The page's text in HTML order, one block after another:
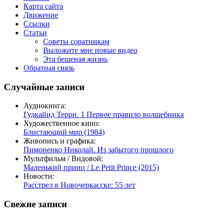
Карта сайта
Движение
Ссылки
Статьи
Советы соратникам
Выложите мне новые видео
Эта бешеная жизнь
Обратная связь
Случайные записи
Аудиокнига:
Гудкайнд Терри. 1 Первое правило волшебника
Художественное кино:
Блистающий мир (1984)
Живопись и графика:
Пимоненко Николай. Из забытого прошлого
Мультфильм / Видовой:
Маленький принц / Le Petit Prince (2015)
Новости:
Расстрел в Новочеркасске: 55 лет
Свежие записи